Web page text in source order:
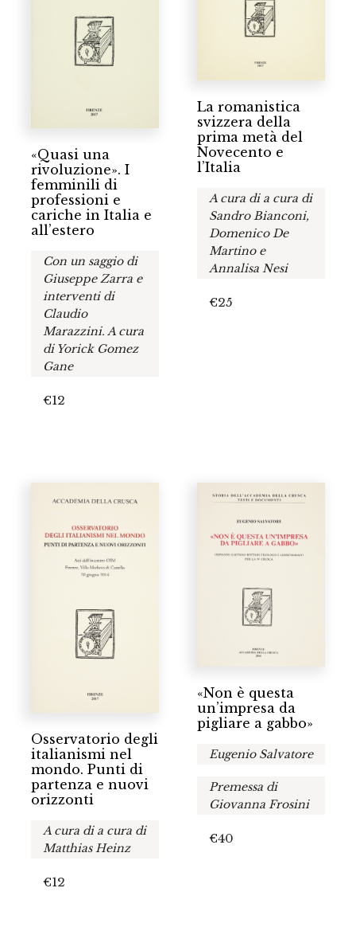
«Quasi una
rivoluzione». I
femminili di
professioni e
cariche in Italia e
all’estero
Con un saggio di
Giuseppe Zarra e
interventi di
Claudio
Marazzini. A cura
di Yorick Gomez
Gane
€12
La romanistica
svizzera della
prima metà del
Novecento e
l’Italia
A cura di a cura di
Sandro Bianconi,
Domenico De
Martino e
Annalisa Nesi
€25
Osservatorio degli
italianismi nel
mondo. Punti di
partenza e nuovi
orizzonti
A cura di a cura di
Matthias Heinz
€12
«Non è questa
un’impresa da
pigliare a gabbo»
Eugenio Salvatore
Premessa di
Giovanna Frosini
€40